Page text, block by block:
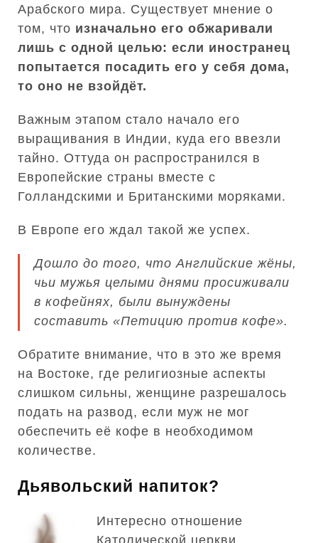
Арабского мира. Существует мнение о
том, что изначально его обжаривали
лишь с одной целью: если иностранец
попытается посадить его у себя дома,
то оно не взойдёт.
Важным этапом стало начало его
выращивания в Индии, куда его ввезли
тайно. Оттуда он распространился в
Европейские страны вместе с
Голландскими и Британскими моряками.
В Европе его ждал такой же успех.
Дошло до того, что Английские жёны,
чьи мужья целыми днями просиживали
в кофейнях, были вынуждены
составить «Петицию против кофе».
Обратите внимание, что в это же время
на Востоке, где религиозные аспекты
слишком сильны, женщине разрешалось
подать на развод, если муж не мог
обеспечить её кофе в необходимом
количестве.
Дьявольский напиток?
Интересно отношение
Католической церкви.